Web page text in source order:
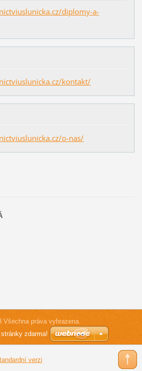
diplomy-a-
kontakt/
o-nas/
Všechna práva vyhrazena.
zdarma!
verzi